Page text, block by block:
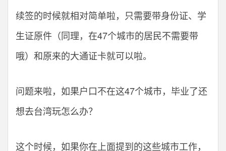
续签的时候就相对简单啦，只需要带身份证、学
生证原件（同理，在47个城市的居民不需要带
哦）和原来的大通证卡就可以啦。
问题来啦，如果户口不在这47个城市，毕业了还
想去台湾玩怎么办？
这个时候，如果你在上面提到的这些城市工作，